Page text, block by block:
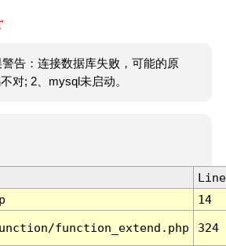
告：连接数据库失败，可能的原
对; 2、mysql未启动。
Line
14
function_extend.php 324